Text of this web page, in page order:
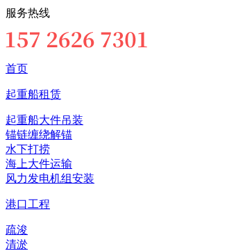
服务热线
首页
起重船租赁
起重船大件吊装
锚链缠绕解锚
水下打捞
海上大件运输
风力发电机组安装
港口工程
疏浚
清淤